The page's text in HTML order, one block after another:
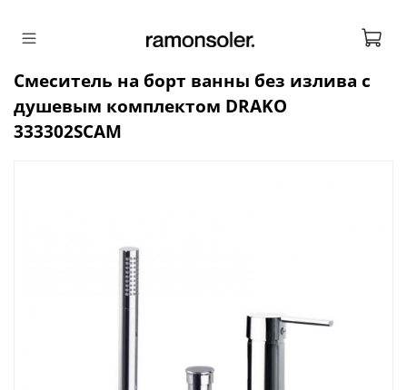
Смеситель на борт ванны без излива с
душевым комплектом DRAKO
333302SCAM